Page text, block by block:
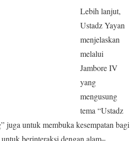
Lebih lanjut,
Ustadz Yayan
menjelaskan
melalui
Jambore IV
yang
mengusung
tema “Ustadz
juga untuk membuka kesempatan bagi
berinteraksi dengan alam–